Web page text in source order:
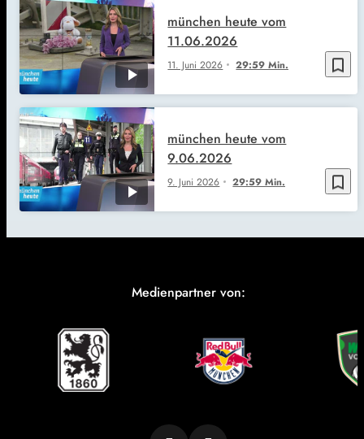
bookmark_border
11. Juni 2026 29:59 Min.
münchen heute vom
11.06.2026
bookmark_border
9. Juni 2026 29:59 Min.
münchen heute vom
9.06.2026
Medienpartner von: